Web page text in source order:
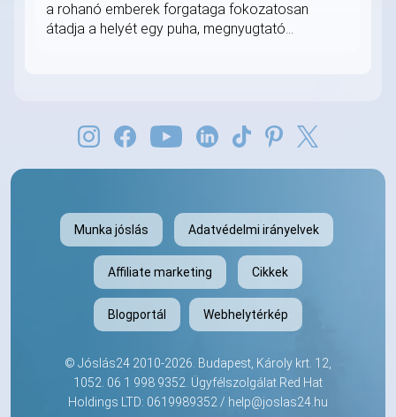
a rohanó emberek forgataga fokozatosan
átadja a helyét egy puha, megnyugtató...
Munka jóslás Adatvédelmi irányelvek
Affiliate marketing Cikkek
Blogportál Webhelytérkép
© Jóslás24 2010-2026. Budapest, Károly krt. 12,
1052. 06 1 998 9352. Ügyfélszolgálat Red Hat
Holdings LTD: 0619989352 / help@joslas24.hu